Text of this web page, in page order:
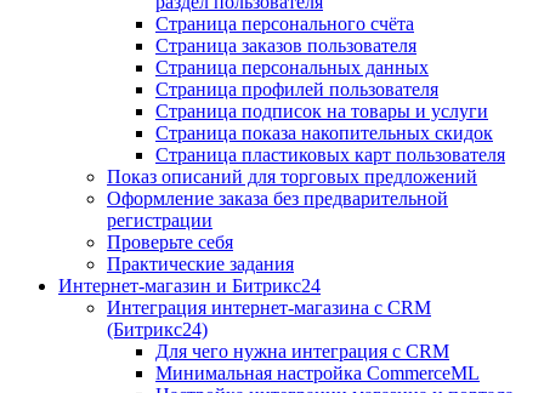
Страница персонального счёта
Страница заказов пользователя
Страница персональных данных
Страница профилей пользователя
Страница подписок на товары и услуги
Страница показа накопительных скидок
Страница пластиковых карт пользователя
Показ описаний для торговых предложений
Оформление заказа без предварительной
регистрации
Проверьте себя
Практические задания
Интернет-магазин и Битрикс24
Интеграция интернет-магазина с CRM
(Битрикс24)
Для чего нужна интеграция с CRM
Минимальная настройка CommerceML